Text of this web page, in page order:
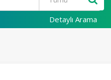
Detaylı Arama